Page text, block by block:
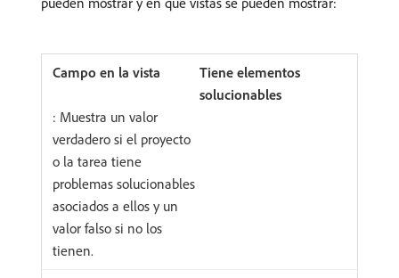
Tiene elementos
solucionables
: Muestra un valor
verdadero si el proyecto
o la tarea tiene
problemas solucionables
asociados a ellos y un
valor falso si no los
tienen.